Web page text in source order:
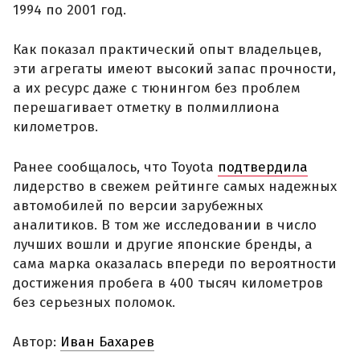
1994 по 2001 год.
Как показал практический опыт владельцев,
эти агрегаты имеют высокий запас прочности,
а их ресурс даже с тюнингом без проблем
перешагивает отметку в полмиллиона
километров.
Ранее сообщалось, что Toyota подтвердила
лидерство в свежем рейтинге самых надежных
автомобилей по версии зарубежных
аналитиков. В том же исследовании в число
лучших вошли и другие японские бренды, а
сама марка оказалась впереди по вероятности
достижения пробега в 400 тысяч километров
без серьезных поломок.
Автор: Иван Бахарев